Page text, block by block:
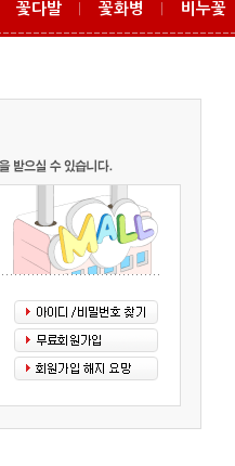
꽃다발 꽃화병 비누꽃